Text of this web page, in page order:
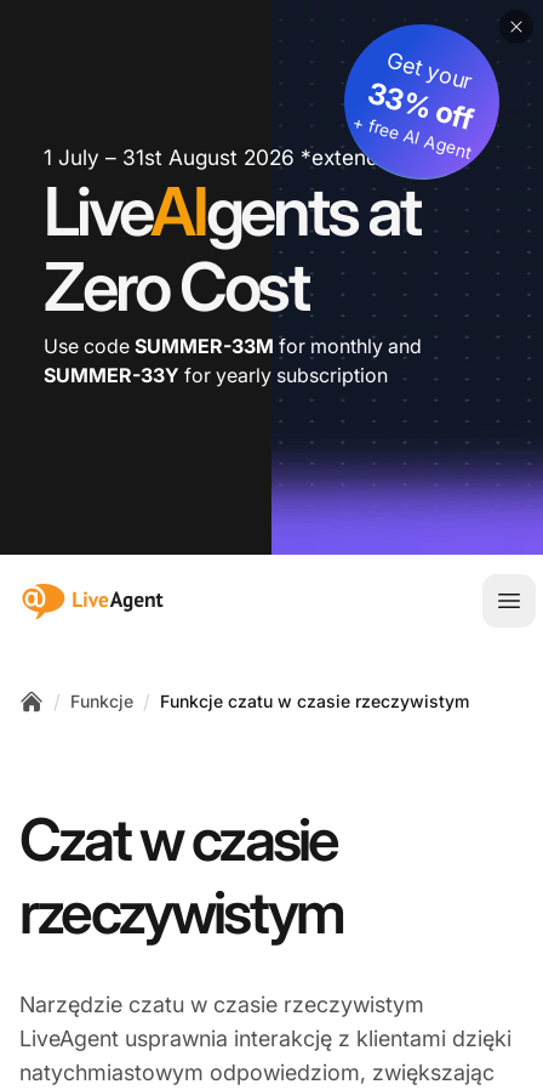
1 July – 31st August 2026 *extended
LiveAIgents at
Zero Cost
Get your
33% off
+ free AI Agent
Use code SUMMER-33M for monthly and
SUMMER-33Y for yearly subscription
:site.title
/ Funkcje / Funkcje czatu w czasie rzeczywistym
Czat w czasie
rzeczywistym
Narzędzie czatu w czasie rzeczywistym
LiveAgent usprawnia interakcję z klientami dzięki
natychmiastowym odpowiedziom, zwiększając